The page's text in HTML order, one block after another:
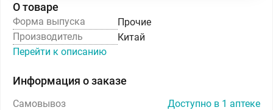
О товаре
Форма выпуска
Прочие
Производитель
Китай
Перейти к описанию
Информация о заказе
Самовывоз Доступно в 1 аптеке